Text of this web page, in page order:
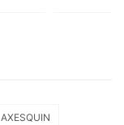
AXESQUIN